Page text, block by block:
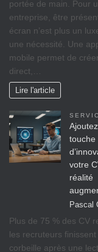
portée de main. Pour
entreprise, être
écran n’est plus un
une nécessité. Une
mobile permet de
direct,…
Lire l'article
touche
votre
réalité
Pascal
Plus de 75 % des CV
les recruteurs finissent
corbeille après une